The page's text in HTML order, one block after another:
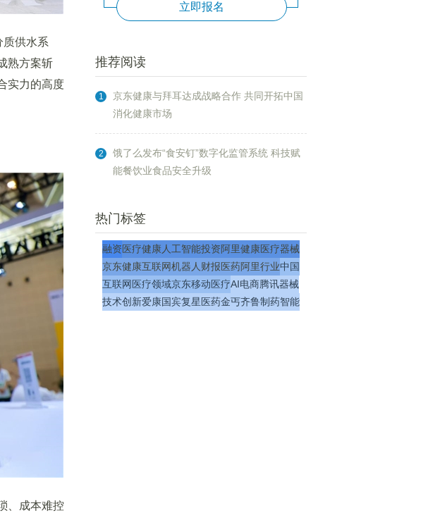
供水系
熟方案斩
实力的高度
、成本难控
立即报名
推荐阅读
1
京东健康与拜耳达成战略合作 共同开拓中国
消化健康市场
2
饿了么发布“食安钉”数字化监管系统 科技赋
能餐饮业食品安全升级
热门标签
融资医疗健康人工智能投资阿里健康医疗器械
京东健康互联网机器人 财报医药阿里行业中国
互联网医疗领域京东移动医疗AI电商腾讯器械
技术创新爱康国宾复星医药金丐齐鲁制药智能